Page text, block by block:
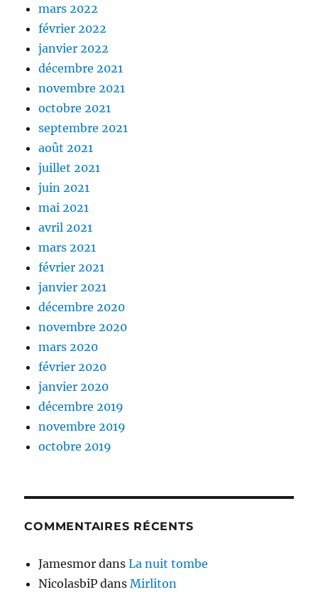
mars 2022
février 2022
janvier 2022
décembre 2021
novembre 2021
octobre 2021
septembre 2021
août 2021
juillet 2021
juin 2021
mai 2021
avril 2021
mars 2021
février 2021
janvier 2021
décembre 2020
novembre 2020
mars 2020
février 2020
janvier 2020
décembre 2019
novembre 2019
octobre 2019
COMMENTAIRES RÉCENTS
Jamesmor dansLa nuit tombe
NicolasbiP dansMirliton